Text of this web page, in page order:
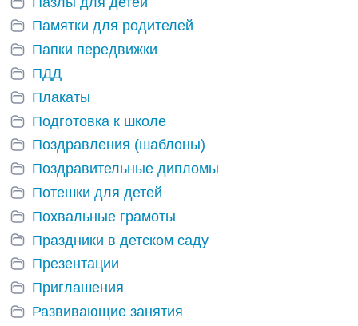
Памятки для родителей
Папки передвижки
ПДД
Плакаты
Подготовка к школе
Поздравления (шаблоны)
Поздравительные дипломы
Потешки для детей
Похвальные грамоты
Праздники в детском саду
Презентации
Приглашения
Развивающие занятия